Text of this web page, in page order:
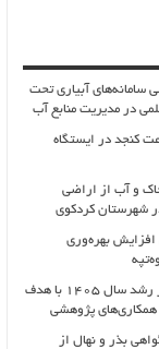
سامانه‌های آبیاری تحت
در مدیریت منابع آب
کنجد در ایستگاه
و آب از اراضی
شهرستان کردکوی
افزایش بهره‌وری
برگزاری دومین جلسه شورای مرکز رشد سال ۱۴۰۵ با هدف
همکاری‌های پژوهشی
بذر و نهال از